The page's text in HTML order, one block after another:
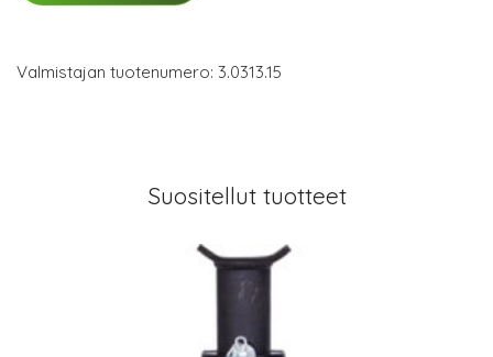
Valmistajan tuotenumero: 3.0313.15
Suositellut tuotteet